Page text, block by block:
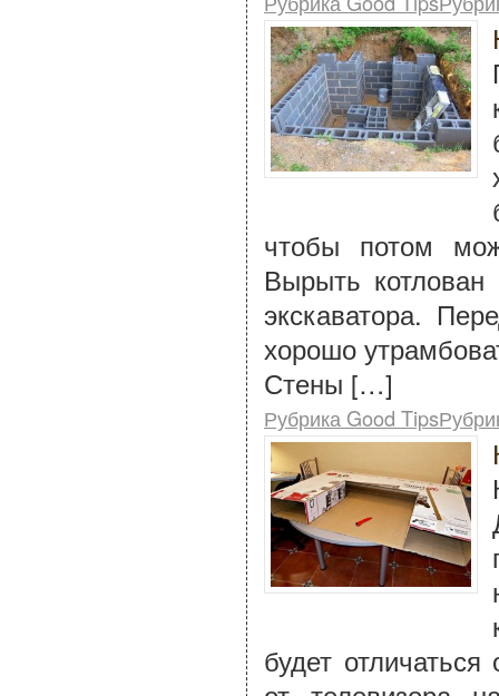
чтобы потом
Вырыть
экскаватора.
хорошо
Стены […]
Рубрика Good
будет